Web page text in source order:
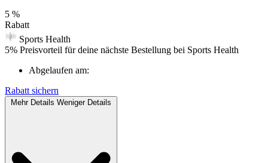
5 %
Rabatt
Sports Health
5% Preisvorteil für deine nächste Bestellung bei Sports Health
Abgelaufen am:
Rabatt sichern
Mehr Details Weniger Details